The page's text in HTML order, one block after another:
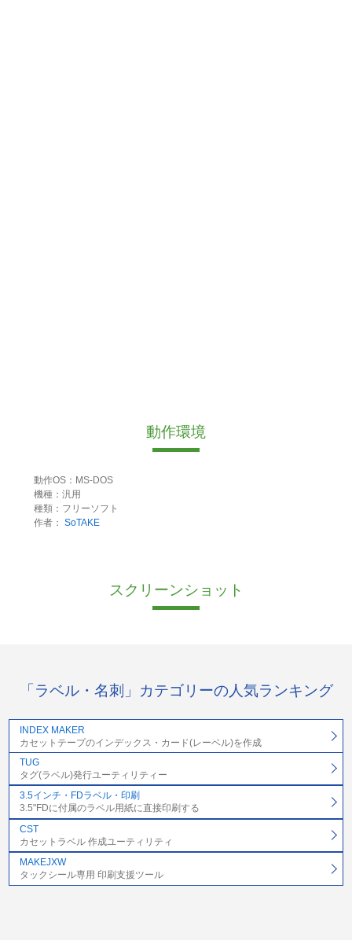
動作環境
動作OS：MS-DOS
機種：汎用
種類：フリーソフト
作者： SoTAKE
スクリーンショット
「ラベル・名刺」カテゴリーの人気ランキング
INDEX MAKER
カセットテープのインデックス・カード(レーベル)を作成
TUG
タグ(ラベル)発行ユーティリティー
3.5インチ・FDラベル・印刷
3.5"FDに付属のラベル用紙に直接印刷する
CST
カセットラベル 作成ユーティリティ
MAKEJXW
タックシール専用 印刷支援ツール